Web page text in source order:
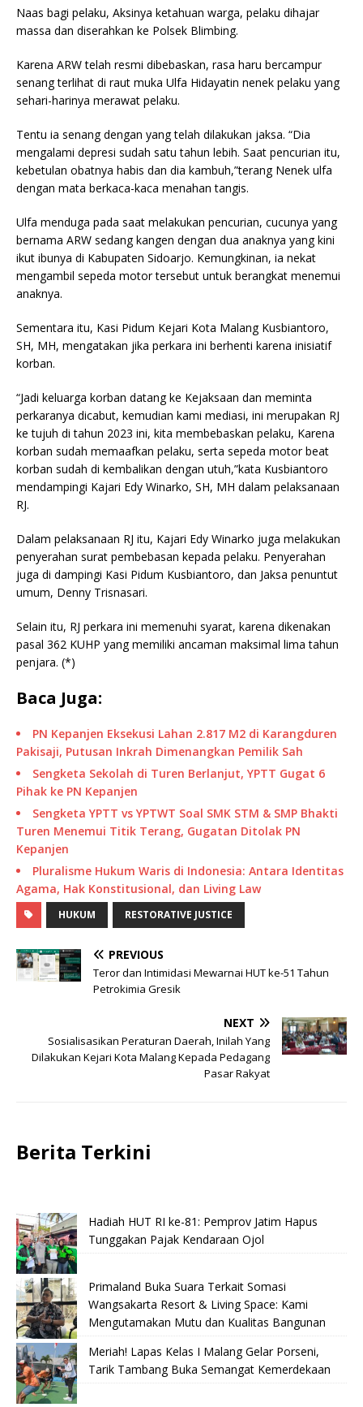
Naas bagi pelaku, Aksinya ketahuan warga, pelaku dihajar
massa dan diserahkan ke Polsek Blimbing.
Karena ARW telah resmi dibebaskan, rasa haru bercampur
senang terlihat di raut muka Ulfa Hidayatin nenek pelaku yang
sehari-harinya merawat pelaku.
Tentu ia senang dengan yang telah dilakukan jaksa. “Dia
mengalami depresi sudah satu tahun lebih. Saat pencurian itu,
kebetulan obatnya habis dan dia kambuh,”terang Nenek ulfa
dengan mata berkaca-kaca menahan tangis.
Ulfa menduga pada saat melakukan pencurian, cucunya yang
bernama ARW sedang kangen dengan dua anaknya yang kini
ikut ibunya di Kabupaten Sidoarjo. Kemungkinan, ia nekat
mengambil sepeda motor tersebut untuk berangkat menemui
anaknya.
Sementara itu, Kasi Pidum Kejari Kota Malang Kusbiantoro,
SH, MH, mengatakan jika perkara ini berhenti karena inisiatif
korban.
“Jadi keluarga korban datang ke Kejaksaan dan meminta
perkaranya dicabut, kemudian kami mediasi, ini merupakan RJ
ke tujuh di tahun 2023 ini, kita membebaskan pelaku, Karena
korban sudah memaafkan pelaku, serta sepeda motor beat
korban sudah di kembalikan dengan utuh,”kata Kusbiantoro
mendampingi Kajari Edy Winarko, SH, MH dalam pelaksanaan
RJ.
Dalam pelaksanaan RJ itu, Kajari Edy Winarko juga melakukan
penyerahan surat pembebasan kepada pelaku. Penyerahan
juga di dampingi Kasi Pidum Kusbiantoro, dan Jaksa penuntut
umum, Denny Trisnasari.
Selain itu, RJ perkara ini memenuhi syarat, karena dikenakan
pasal 362 KUHP yang memiliki ancaman maksimal lima tahun
penjara. (*)
Baca Juga:
PN Kepanjen Eksekusi Lahan 2.817 M2 di Karangduren
Pakisaji, Putusan Inkrah Dimenangkan Pemilik Sah
Sengketa Sekolah di Turen Berlanjut, YPTT Gugat 6
Pihak ke PN Kepanjen
Sengketa YPTT vs YPTWT Soal SMK STM & SMP Bhakti
Turen Menemui Titik Terang, Gugatan Ditolak PN
Kepanjen
Pluralisme Hukum Waris di Indonesia: Antara Identitas
Agama, Hak Konstitusional, dan Living Law
HUKUM RESTORATIVE JUSTICE
PREVIOUS
Teror dan Intimidasi Mewarnai HUT ke-51 Tahun
Petrokimia Gresik
NEXT
Sosialisasikan Peraturan Daerah, Inilah Yang
Dilakukan Kejari Kota Malang Kepada Pedagang
Pasar Rakyat
Berita Terkini
Hadiah HUT RI ke-81: Pemprov Jatim Hapus
Tunggakan Pajak Kendaraan Ojol
Primaland Buka Suara Terkait Somasi
Wangsakarta Resort & Living Space: Kami
Mengutamakan Mutu dan Kualitas Bangunan
Meriah! Lapas Kelas I Malang Gelar Porseni,
Tarik Tambang Buka Semangat Kemerdekaan